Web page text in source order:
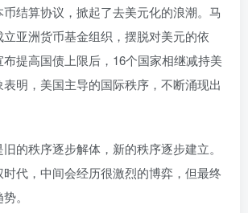
结算协议，掀起了去美元化的浪潮。马
亚洲货币基金组织，摆脱对美元的依
提高国债上限后，16个国家相继减持美
明，美国主导的国际秩序，不断涌现出
的秩序逐步解体，新的秩序逐步建立。
代，中间会经历很激烈的博弈，但最终
。